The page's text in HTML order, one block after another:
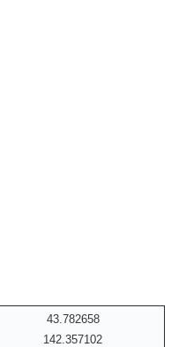
43.782658
142.357102